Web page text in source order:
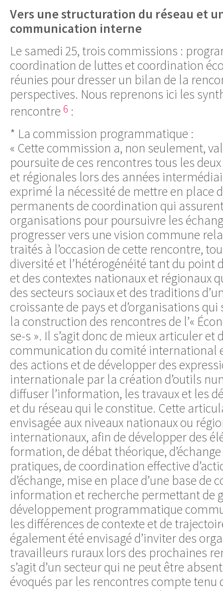
Vers une structuration du réseau et
communication interne
Le samedi 25, trois commissions :
coordination de luttes et coordination
réunies pour dresser un bilan de la
perspectives. Nous reprenons ici les
rencontre 6 :
* La commission programmatique :
« Cette commission a, non seulement,
poursuite de ces rencontres tous les
et régionales lors des années
exprimé la nécessité de mettre en place
permanents de coordination qui
organisations pour poursuivre les
progresser vers une vision commune
traités à l’occasion de cette rencontre,
diversité et l’hétérogénéité tant du point
et des contextes nationaux et régionaux
des secteurs sociaux et des traditions
croissante de pays et d’organisations
la construction des rencontres de l’«
se-s ». Il s’agit donc de mieux articuler et
communication du comité international
des actions et de développer des
internationale par la création d’outils
diffuser l’information, les travaux et les
et du réseau qui le constitue. Cette
envisagée aux niveaux nationaux ou
internationaux, afin de développer des
formation, de débat théorique, d’échange
pratiques, de coordination effective
d’échange, mise en place d’une base de
information et recherche permettant de
développement programmatique
les différences de contexte et de
également été envisagé d’inviter des
travailleurs ruraux lors des prochaines
s’agit d’un secteur qui ne peut être
évoqués par les rencontres compte tenu